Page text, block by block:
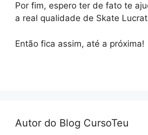
Por fim, espero ter de fato te
a real qualidade de Skate
Então fica assim, até a próxima!
Autor do Blog CursoTeu